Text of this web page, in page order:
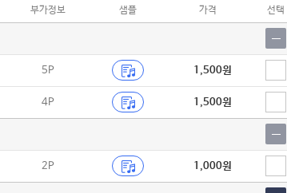
부가정보 샘플 가격 선택
5P 1,500원
4P 1,500원
2P 1,000원